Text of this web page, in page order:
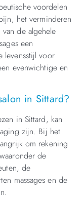
voordelen
het verminderen
de algehele
een
levensstijl voor
evenwichtige en
in Sittard?
in Sittard, kan
zijn. Bij het
om rekening
de
de
massages en de